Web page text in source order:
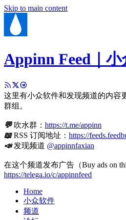
Skip to main content
Appinn Feed｜
这里有小众软件和发现频道的内容
群组。
💬吹水群： https://t.me/appinn
📖RSS 订阅地址： https://
📣发现频道 @appinnfaxian
在这个频道发布广告（Buy ads on
https://telega.io/c/appinnfeed
Home
小众软件
频道